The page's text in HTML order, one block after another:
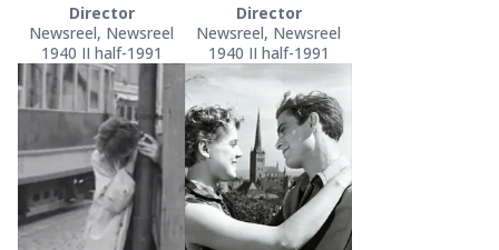
Director
Newsreel, Newsreel
1940 II half-1991
Director
Newsreel, Newsreel
1940 II half-1991